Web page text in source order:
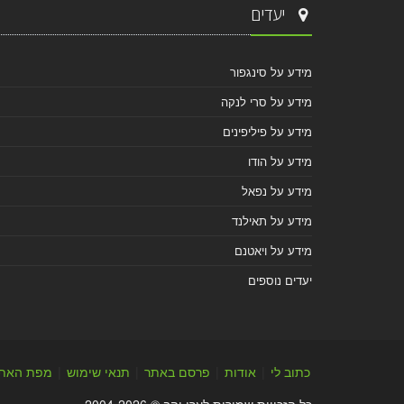
יעדים
מידע על סינגפור
מידע על סרי לנקה
מידע על פיליפינים
מידע על הודו
מידע על נפאל
מידע על תאילנד
מידע על ויאטנם
יעדים נוספים
כתוב לי אודות פרסם באתר תנאי שימוש
מפת